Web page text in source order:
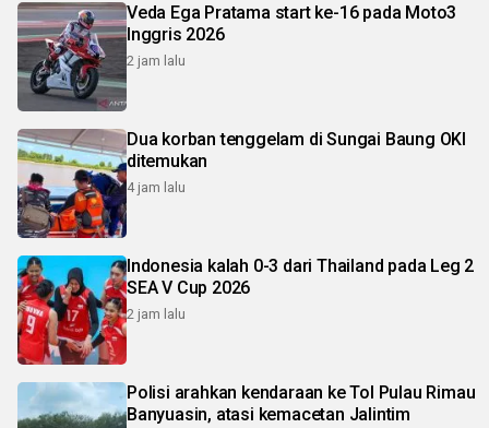
Veda Ega Pratama start ke-16 pada Moto3
Inggris 2026
2 jam lalu
Dua korban tenggelam di Sungai Baung OKI
ditemukan
4 jam lalu
Indonesia kalah 0-3 dari Thailand pada Leg 2
SEA V Cup 2026
2 jam lalu
Polisi arahkan kendaraan ke Tol Pulau Rimau
Banyuasin, atasi kemacetan Jalintim